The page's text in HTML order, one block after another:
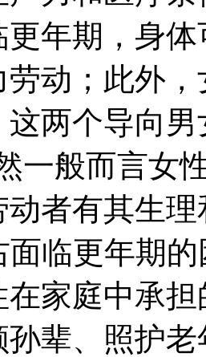
年期，身
劳动；此外
这两个导向
一般而言女
者有其生
面临更年期
在家庭中承
孙辈、照护